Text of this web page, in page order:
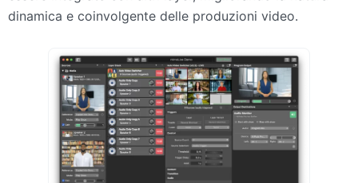
dinamica e coinvolgente delle produzioni video.